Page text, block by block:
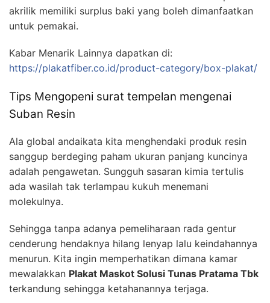
akrilik memiliki surplus baki yang boleh dimanfaatkan
untuk pemakai.
Kabar Menarik Lainnya dapatkan di:
https://plakatfiber.co.id/product-category/box-plakat/
Tips Mengopeni surat tempelan mengenai
Suban Resin
Ala global andaikata kita menghendaki produk resin
sanggup berdeging paham ukuran panjang kuncinya
adalah pengawetan. Sungguh sasaran kimia tertulis
ada wasilah tak terlampau kukuh menemani
molekulnya.
Sehingga tanpa adanya pemeliharaan rada gentur
cenderung hendaknya hilang lenyap lalu keindahannya
menurun. Kita ingin memperhatikan dimana kamar
mewalakkan Plakat Maskot Solusi Tunas Pratama Tbk
terkandung sehingga ketahanannya terjaga.